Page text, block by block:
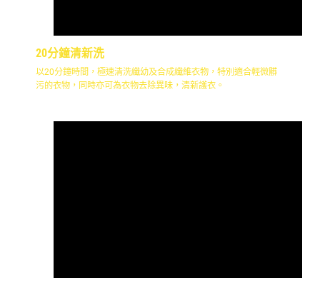
20分鐘清新洗
以20分鐘時間，極速清洗纖幼及合成纖維衣物，特別適合輕微髒
污的衣物，同時亦可為衣物去除異味，清新護衣。